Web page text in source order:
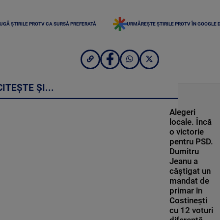
ȘTIRILE PROTV CA SURSĂ PREFERATĂ URMĂREȘTE ȘTIRILE PROTV ÎN GOOGLE
ȘI...
Alegeri
locale. Încă
o victorie
pentru PSD.
Dumitru
Jeanu a
câștigat un
mandat de
primar în
Costinești
cu 12 voturi